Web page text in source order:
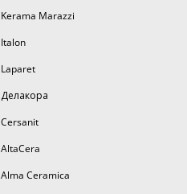
Kerama Marazzi
Italon
Laparet
Делакора
Cersanit
AltaCera
Alma Ceramica